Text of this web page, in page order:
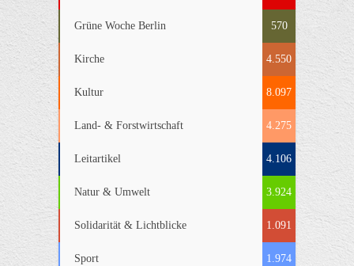
Grüne Woche Berlin 570
Kirche 4.550
Kultur 8.097
Land- & Forstwirtschaft 4.275
Leitartikel 4.106
Natur & Umwelt 3.924
Solidarität & Lichtblicke 1.091
Sport 1.974